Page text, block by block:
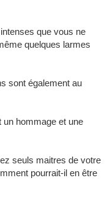
que vous ne
quelques larmes
sont également au
un hommage et une
seuls maitres de votre
pourrait-il en être